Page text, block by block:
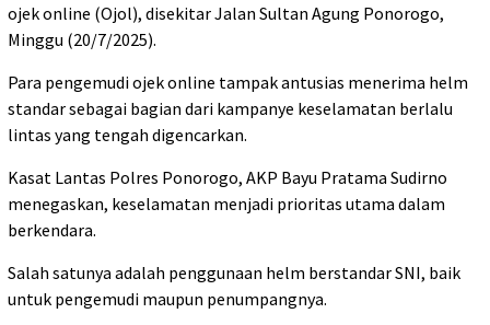
ojek online (Ojol), disekitar Jalan Sultan Agung Ponorogo,
Minggu (20/7/2025).
Para pengemudi ojek online tampak antusias menerima helm
standar sebagai bagian dari kampanye keselamatan berlalu
lintas yang tengah digencarkan.
Kasat Lantas Polres Ponorogo, AKP Bayu Pratama Sudirno
menegaskan, keselamatan menjadi prioritas utama dalam
berkendara.
Salah satunya adalah penggunaan helm berstandar SNI, baik
untuk pengemudi maupun penumpangnya.